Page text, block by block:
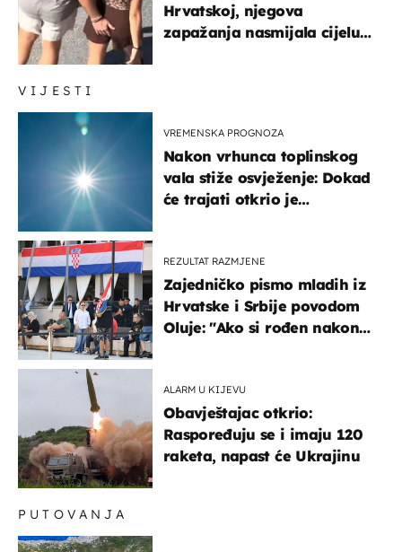
VIJESTI
VREMENSKA PROGNOZA
Nakon vrhunca toplinskog
vala stiže osvježenje: Dokad
će trajati otkrio je
REZULTAT RAZMJENE
Zajedničko pismo mladih iz
Hrvatske i Srbije povodom
Oluje: "Ako si rođen nakon
ALARM U KIJEVU
Obavještajac otkrio:
Raspoređuju se i imaju 120
raketa, napast će Ukrajinu
Hrvatskoj, njegova
zapažanja nasmijala cijelu
PUTOVANJA